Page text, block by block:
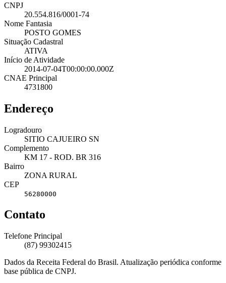
CNPJ
20.554.816/0001-74
Nome Fantasia
POSTO GOMES
Situação Cadastral
ATIVA
Início de Atividade
2014-07-04T00:00:00.000Z
CNAE Principal
4731800
Endereço
Logradouro
SITIO CAJUEIRO SN
Complemento
KM 17 - ROD. BR 316
Bairro
ZONA RURAL
CEP
56280000
Contato
Telefone Principal
(87) 99302415
Dados da Receita Federal do Brasil. Atualização periódica conforme
base pública de CNPJ.